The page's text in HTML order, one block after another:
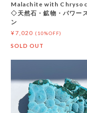
Malachite with
◇天然石・鉱物・パワー
ン
¥7,020 (10%OFF)
SOLD OUT